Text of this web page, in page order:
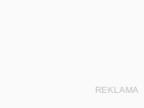
REKLAMA